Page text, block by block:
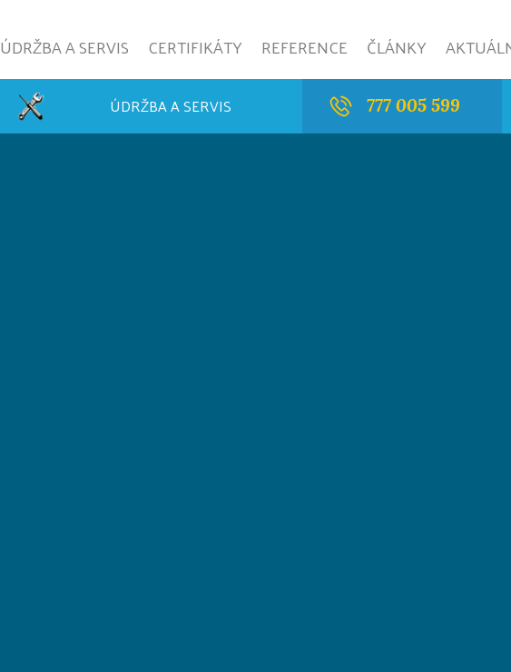
ÚDRŽBA A SERVIS CERTIFIKÁTY REFERENCE ČLÁNKY
ÚDRŽBA A SERVIS 777 005 599